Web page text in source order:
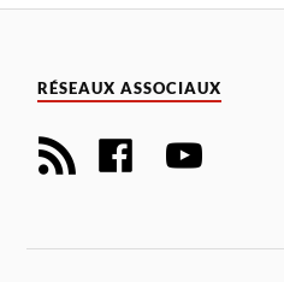
RÉSEAUX ASSOCIAUX